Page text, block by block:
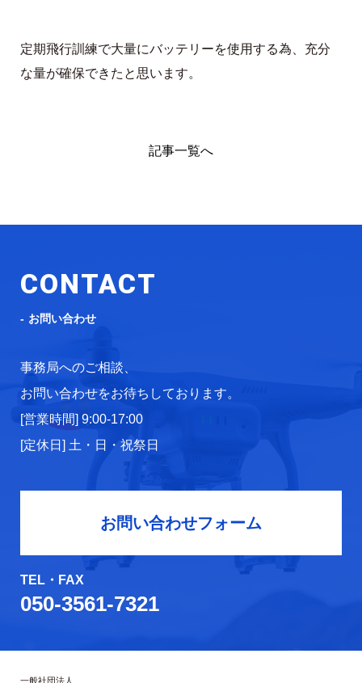
定期飛行訓練で大量にバッテリーを使用する為、充分
な量が確保できたと思います。
記事一覧へ
CONTACT
お問い合わせ
事務局へのご相談、
お問い合わせをお待ちしております。
[営業時間] 9:00-17:00
[定休日] 土・日・祝祭日
お問い合わせフォーム
TEL・FAX
050-3561-7321
一般社団法人